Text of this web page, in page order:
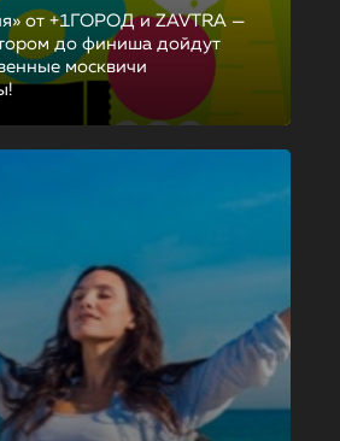
от +1ГОРОД и ZAVTRA —
до финиша дойдут
москвичи